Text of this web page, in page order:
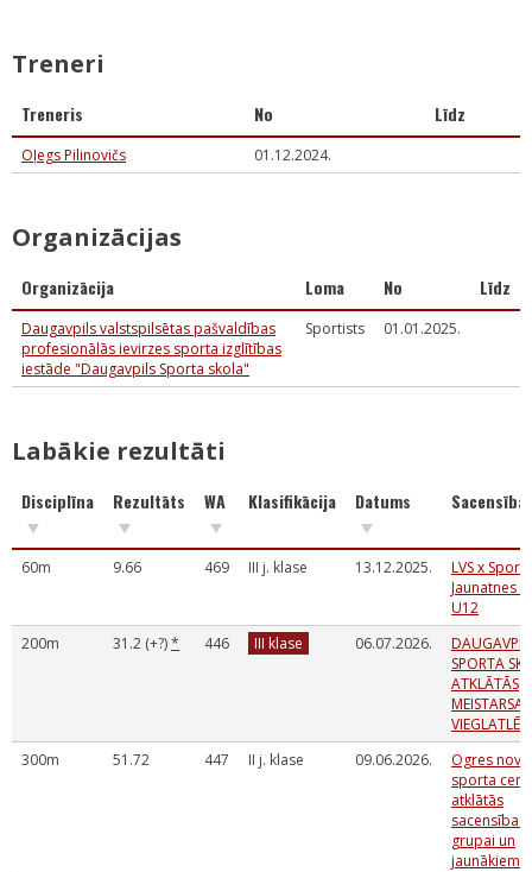
Treneri
Treneris No Līdz
Oļegs Pilinovičs 01.12.2024.
Organizācijas
Organizācija Loma No Līdz
Daugavpils valstspilsētas pašvaldības
profesionālās ievirzes sporta izglītības
iestāde "Daugavpils Sporta skola"
Sportists 01.01.2025.
Labākie rezultāti
Disciplīna Rezultāts WA Klasifikācija Datums
60m 9.66 469 III j. klase 13.12.2025.
LVS x
Jaunatnes
U12
200m
31.2 (+?)* 446 III klase 06.07.2026.
SPORTA
ATKLĀTĀS
300m
51.72 447 II j. klase 09.06.2026.
Ogres
sporta
atklātās
sacensības
grupai un
jaunākiem